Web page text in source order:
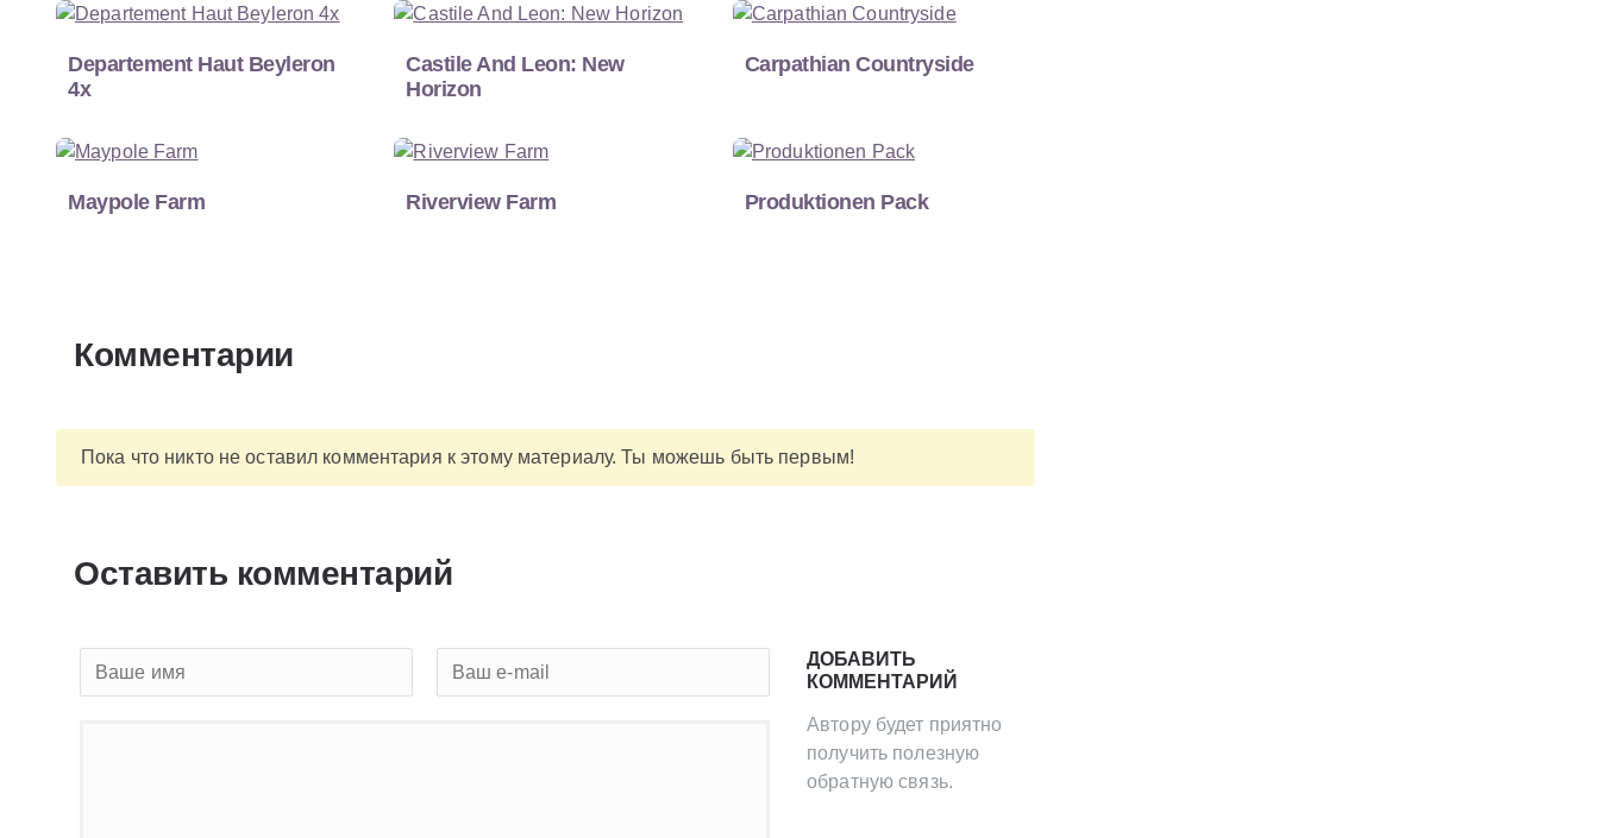
Departement Haut Beyleron
4x
Castile And Leon: New
Horizon
Carpathian Countryside
Maypole Farm Riverview Farm Produktionen Pack
Комментарии
Пока что никто не оставил комментария к этому материалу. Ты можешь быть первым!
Оставить комментарий
ДОБАВИТЬ
КОММЕНТАРИЙ
Автору будет приятно
получить полезную
обратную связь.